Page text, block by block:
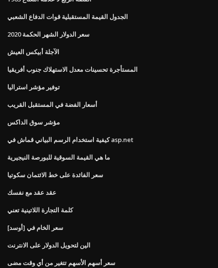
الجدول القيمة المستقبلية قوات الدفاع الشعبي
سعر الدولار الشهر الحكمة 2020
الآجلة أبيكس العيش
المستأجرة تحسينات معدل الاستهلاك جنوب أفريقيا
توفير مؤشر استراليا
أسعار الفضة في المستقبل القريب
مؤشر سوق الداكس
كيفية استخدام الرسم البياني قماش في asp.net
ما هي القيمة السوقية للبورصة النيجيرية
سعر الفائدة على خط الائتمان سكوتيا
عقد عقد مع نفسك
كلمة التجارة اللاتينية تعني
سعر الخام في [أوسد]
الين لتحويل الدولار على الانترنت
سعر أسهم الأسهم تتغير من أي وقت مضى